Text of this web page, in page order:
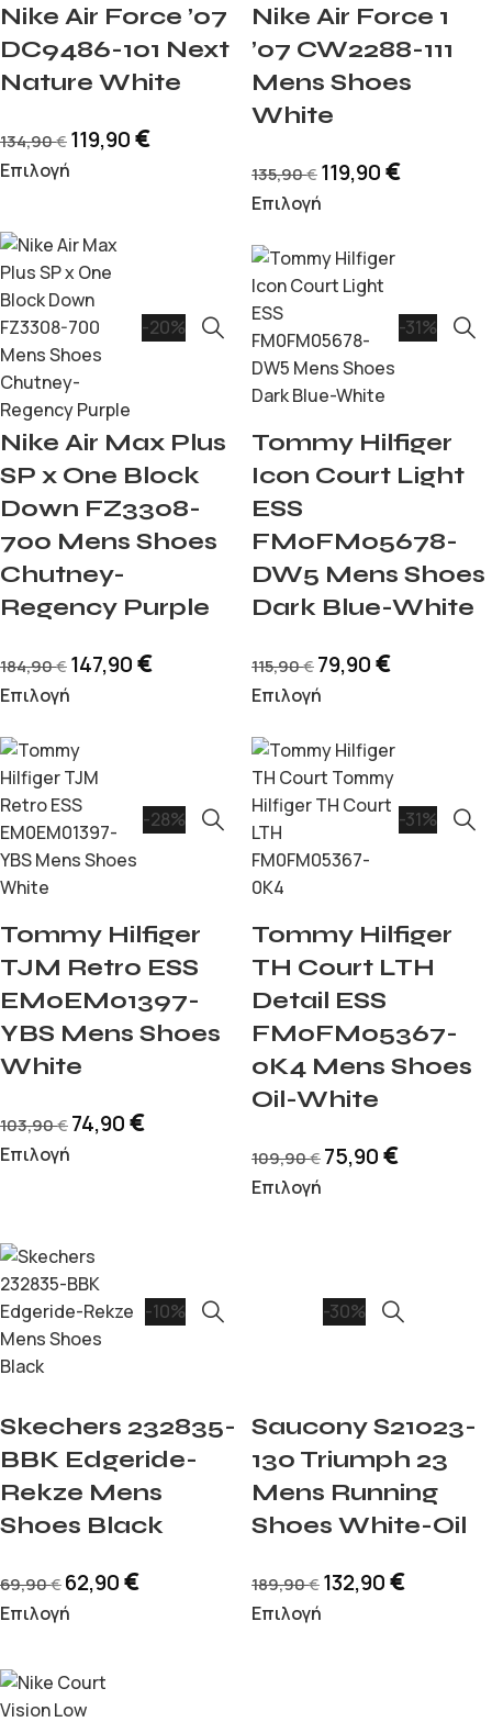
Nike Air Force ’07
DC9486-101 Next
Nature White
134,90€ 119,90€
Επιλογή
Nike Air Force 1
’07 CW2288-111
Mens Shoes
White
135,90€ 119,90€
Επιλογή
-20%
Nike Air Max Plus
SP x One Block
Down FZ3308-
700 Mens Shoes
Chutney-
Regency Purple
184,90€ 147,90€
Επιλογή
-31%
Tommy Hilfiger
Icon Court Light
ESS
FM0FM05678-
DW5 Mens Shoes
Dark Blue-White
115,90€ 79,90€
Επιλογή
-28%
Tommy Hilfiger
TJM Retro ESS
EM0EM01397-
YBS Mens Shoes
White
103,90€ 74,90€
Επιλογή
-31%
Tommy Hilfiger
TH Court LTH
Detail ESS
FM0FM05367-
0K4 Mens Shoes
Oil-White
109,90€ 75,90€
Επιλογή
-10%
Skechers 232835-
BBK Edgeride-
Rekze Mens
Shoes Black
69,90€ 62,90€
Επιλογή
-30%
Saucony S21023-
130 Triumph 23
Mens Running
Shoes White-Oil
189,90€ 132,90€
Επιλογή